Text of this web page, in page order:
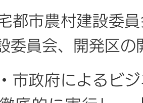
都市農村建設委
委員会、開発区
市政府によるビ